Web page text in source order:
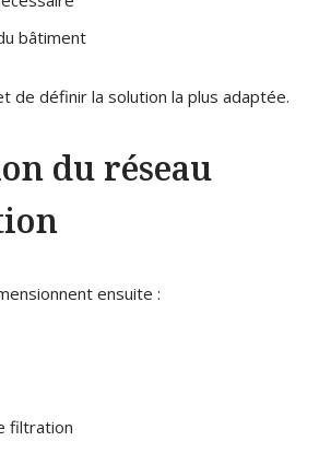
bâtiment
de définir la solution la plus adaptée.
du réseau
ensuite :
filtration